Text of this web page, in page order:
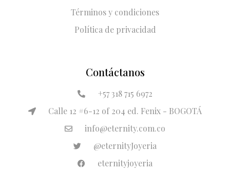
Términos y condiciones
Política de privacidad
Contáctanos
+57 318 715 6972
Calle 12 #6-12 of 204 ed. Fenix - BOGOTÁ
info@eternity.com.co
@eternityJoyeria
eternityjoyeria